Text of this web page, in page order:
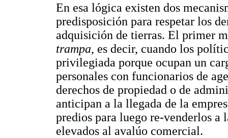
En esa lógica existen dos
predisposición para respetar los
adquisición de tierras. El primer
trampa, es decir, cuando los
privilegiada porque ocupan un
personales con funcionarios de
derechos de propiedad o de
anticipan a la llegada de la
predios para luego re-venderlos a
elevados al avalúo comercial.